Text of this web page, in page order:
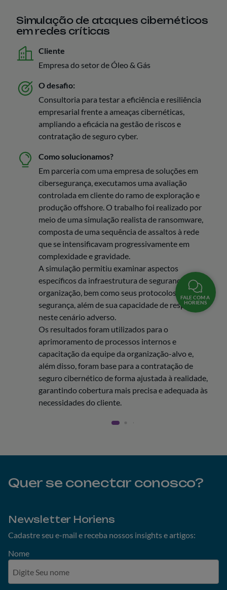
Simulação de ataques cibernéticos
em redes críticas
Cliente
Empresa do setor de Óleo & Gás
O desafio:
Consultoria para testar a eficiência e resiliência
empresarial frente a ameaças cibernéticas,
ampliando a eficácia na gestão de riscos e
contratação de seguro cyber.
Como solucionamos?
Em parceria com uma empresa de soluções em
cibersegurança, executamos uma avaliação
controlada em cliente do ramo de exploração e
produção offshore. O trabalho foi realizado por
meio de uma simulação realista de ransomware,
composta de uma sequência de assaltos à rede
que se intensificavam progressivamente em
complexidade e gravidade.
A simulação permitiu examinar aspectos
específicos da infraestrutura de segurança da
organização, bem como seus protocolos de
segurança, além de sua capacidade de resposta
neste cenário adverso.
Os resultados foram utilizados para o
aprimoramento de processos internos e
capacitação da equipe da organização-alvo e,
além disso, foram base para a contratação de
seguro cibernético de forma ajustada à realidade,
garantindo cobertura mais precisa e adequada às
necessidades do cliente.
FALE COM A
HORIENS
Quer se conectar conosco?
Newsletter Horiens
Cadastre seu e-mail e receba nossos insights e artigos:
Nome